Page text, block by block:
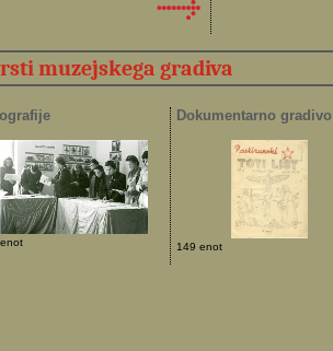
muzejskega gradiva
Dokumentarno gradivo
149 enot